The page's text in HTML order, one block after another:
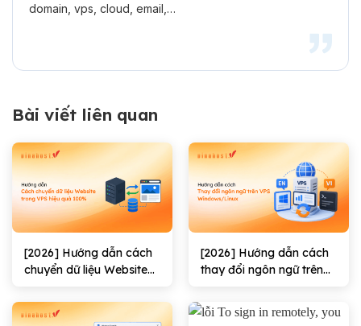
domain, vps, cloud, email,…
Bài viết liên quan
[2026] Hướng dẫn cách
chuyển dữ liệu Website
100%
[2026] Hướng dẫn cách
thay đổi ngôn ngữ trên